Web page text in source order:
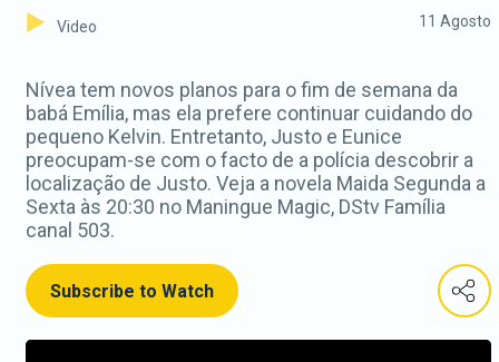
Video 11 Agosto
Nívea tem novos planos para o fim de semana da
babá Emília, mas ela prefere continuar cuidando do
pequeno Kelvin. Entretanto, Justo e Eunice
preocupam-se com o facto de a polícia descobrir a
localização de Justo. Veja a novela Maida Segunda a
Sexta às 20:30 no Maningue Magic, DStv Família
canal 503.
Subscribe to Watch